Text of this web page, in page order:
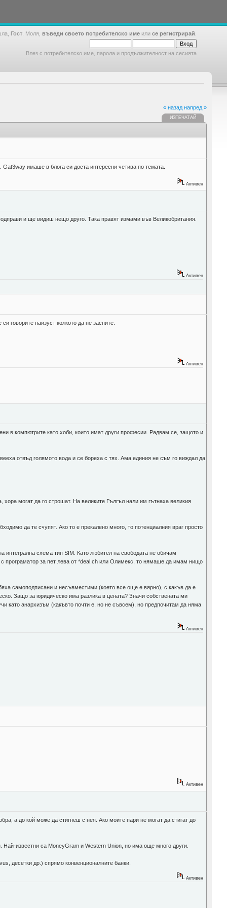
Гост . Моля, въведи своето потребителско име или се регистрирай
Влез с потребителско име, парола и продължителност на сесията
« назад напред »
ИЗПЕЧАТАЙ
имаше в блога си доста интересни четива по темата.
Активен
и ще видиш нещо друго. Така правят измами във Великобритания.
Активен
наизуст колкото да не заспите.
Активен
в компютрите като хоби, които имат други професии. Радвам се, защото и
отвъд голямото вода и се бореха с тях. Ама единия не съм го виждал да
могат да го строшат. На великите Гългъл нали им гътнаха великия
да те счупят. Ако то е прекалено много, то потенциалния враг просто
схема тип SIM. Като любител на свободата не обичам
програматор за пет лева от *deal.ch или Олимекс, то нямаше да имам нищо
самоподписани и несъвместими (което все още е вярно), с какъв да е
Защо за юридическо има разлика в цената? Значи собствената ми
като анархизъм (какъвто почти е, но не съвсем), но предпочитам да няма
Активен
Активен
а до кой може да стигнеш с нея. Ако моите пари не могат да стигат до
Най-известни са MoneyGram и Western Union, но има още много други.
десетки др.) спрямо конвенционалните банки.
Активен